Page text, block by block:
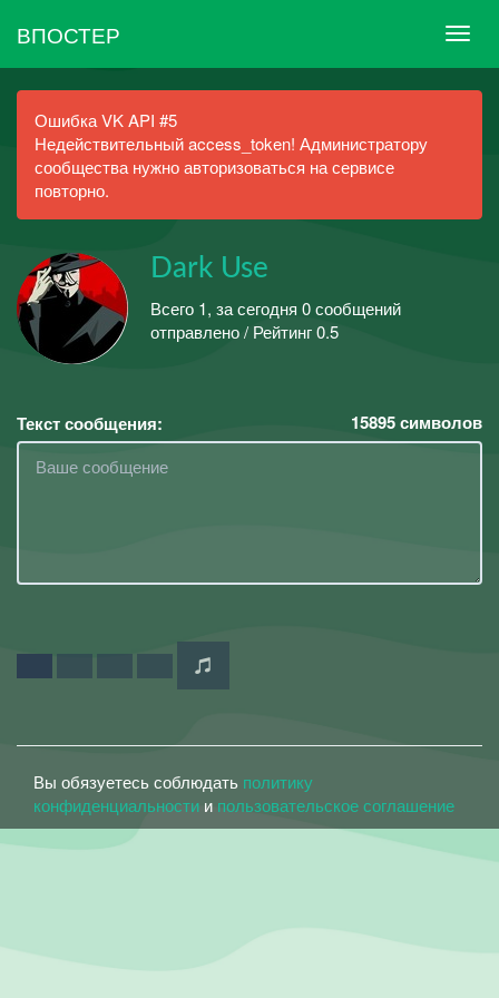
ВПОСТЕР
Ошибка VK API #5
Недействительный access_token! Администратору
сообщества нужно авторизоваться на сервисе
повторно.
Dark Use
Всего 1, за сегодня 0 сообщений
отправлено / Рейтинг 0.5
Текст сообщения: 15895символов
Вы обязуетесь соблюдать политику
конфиденциальности и пользовательское соглашение